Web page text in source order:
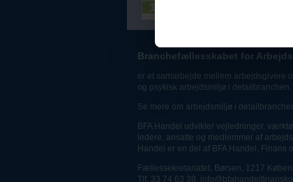
Branchefællesskabet for
er et samarbejde mellem arbejdsgivere
og psykisk arbejdsmiljø i detailbranchen.
Se mere om arbejdsmiljø i
BFA Handel udvikler vejledninger,
ledere, ansatte og medlemmer af
Handel er en del af BFA Handel, Finans
Fællessekretariatet, Børsen, 1217
Tlf. 33 74 63 39,